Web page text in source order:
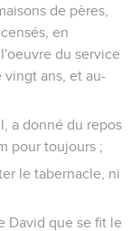
de pères,
en
du service
vingt ans, et au-
a donné du repos
pour toujours ;
le tabernacle, ni
David que se fit le